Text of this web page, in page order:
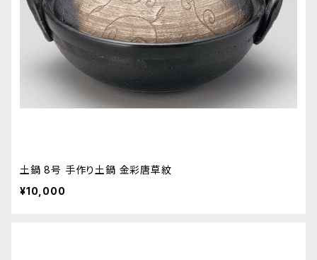
土鍋 8号 手作り土鍋 金彩唐草紋
¥10,000